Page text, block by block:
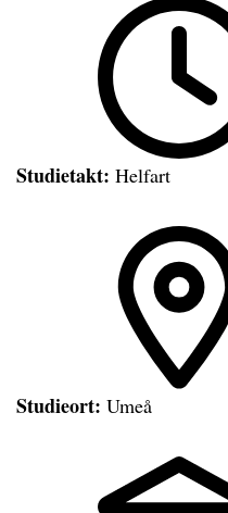
Studietakt: Helfart
Studieort: Umeå